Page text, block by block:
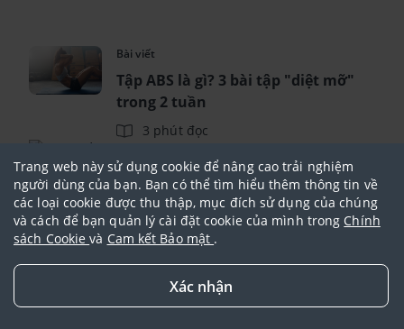
Bài viết
Tập ABS là gì? 3 bài tập "diệt mỡ"
trong 2 tuần
3 phút đọc
Bài viết
Lean body mass là gì? Cách tính LBM nhanh
và dễ dàng nhất
3 phút đọc
Bài viết
Cây Cỏ Xước - Bí quyết chữa bệnh
xương khớp hiệu quả từ thiên
nhiên
Trang web này sử dụng cookie để nâng cao trải nghiệm
người dùng của bạn. Bạn có thể tìm hiểu thêm thông tin về
các loại cookie được thu thập, mục đích sử dụng của chúng
và cách để bạn quản lý cài đặt cookie của mình trong Chính
sách Cookievà Cam kết Bảo mật .
Xác nhận